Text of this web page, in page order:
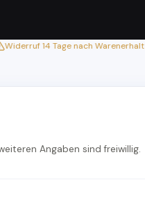
14 Tage nach Warenerhalt
Angaben sind freiwillig.